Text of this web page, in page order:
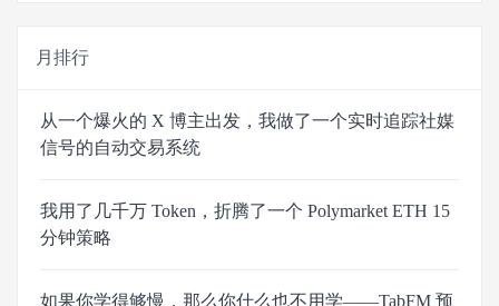
月排行
从一个爆火的 X 博主出发，我做了一个实时追踪社媒
信号的自动交易系统
我用了几千万 Token，折腾了一个 Polymarket ETH 15
分钟策略
如果你学得够慢，那么你什么也不用学——TabFM 预